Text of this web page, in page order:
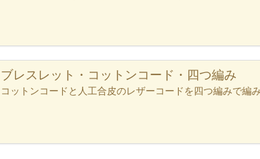
ブレスレット・コットンコード・四つ編み
コットンコードと人工合皮のレザーコードを四つ編みで編